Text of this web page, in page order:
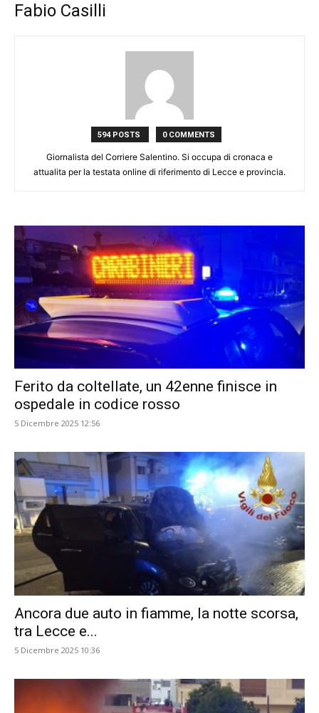
Fabio Casilli
594 POSTS 0 COMMENTS
Giornalista del Corriere Salentino. Si occupa di cronaca e
attualita per la testata online di riferimento di Lecce e provincia.
Ferito da coltellate, un 42enne finisce in
ospedale in codice rosso
5 Dicembre 2025 12:56
Ancora due auto in fiamme, la notte scorsa,
tra Lecce e...
5 Dicembre 2025 10:36